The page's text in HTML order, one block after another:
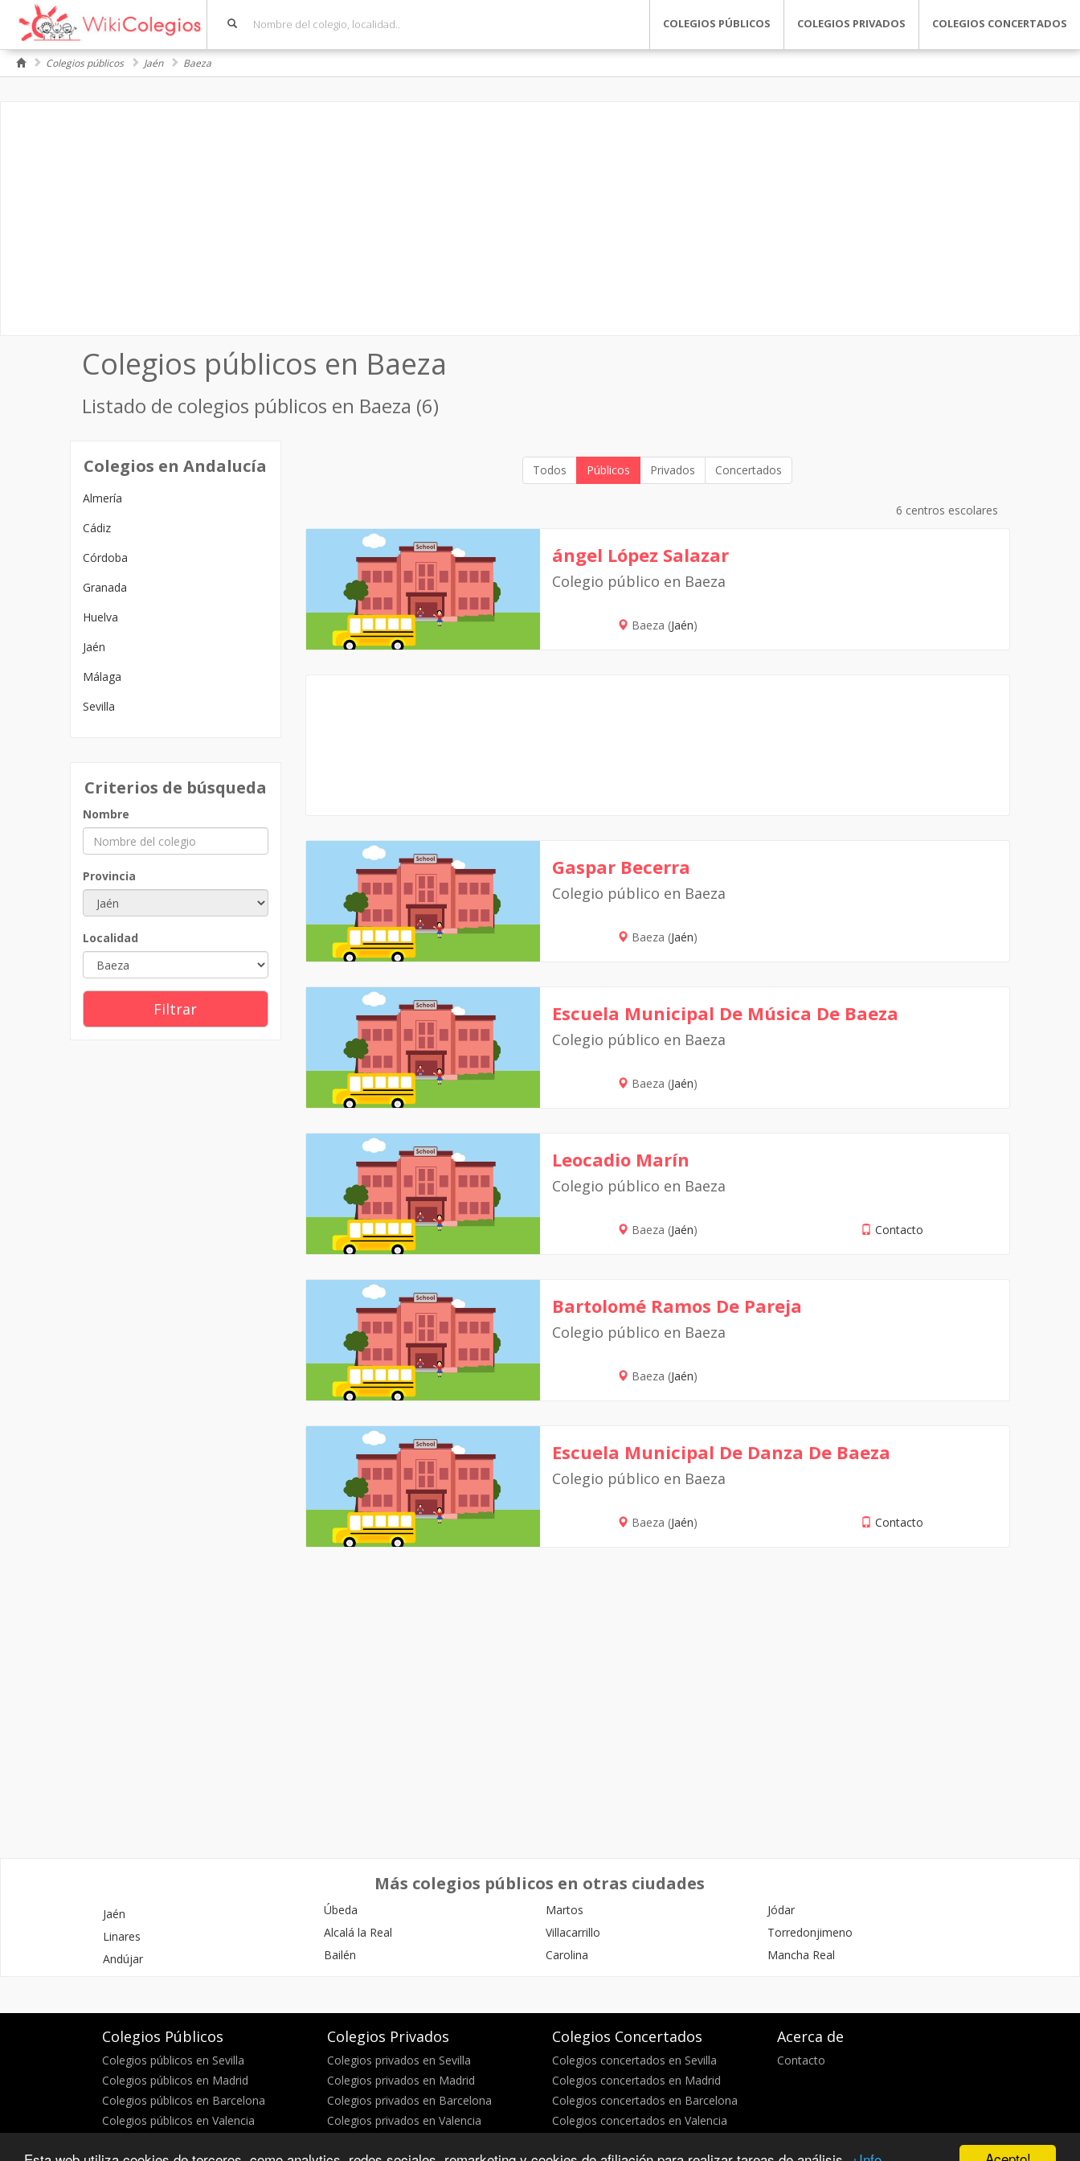
COLEGIOS PÚBLICOS COLEGIOS PRIVADOS COLEGIOS CONCERTADOS
Colegios públicos Jaén Baeza
Colegios públicos en Baeza
Listado de colegios públicos en Baeza (6)
Colegios en Andalucía
Almería
Cádiz
Córdoba
Granada
Huelva
Jaén
Málaga
Sevilla
Criterios de búsqueda
Nombre
Provincia
Localidad
Filtrar
Todos Públicos Privados Concertados
6 centros escolares
ángel López Salazar
Colegio público en Baeza
Baeza (Jaén)
Gaspar Becerra
Colegio público en Baeza
Baeza (Jaén)
Escuela Municipal De Música De Baeza
Colegio público en Baeza
Baeza (Jaén)
Leocadio Marín
Colegio público en Baeza
Baeza (Jaén) Contacto
Bartolomé Ramos De Pareja
Colegio público en Baeza
Baeza (Jaén)
Escuela Municipal De Danza De Baeza
Colegio público en Baeza
Baeza (Jaén) Contacto
Más colegios públicos en otras ciudades
Jaén
Linares
Andújar
Úbeda
Alcalá la Real
Bailén
Martos
Villacarrillo
Carolina
Jódar
Torredonjimeno
Mancha Real
Colegios Públicos
Colegios públicos en Sevilla
Colegios públicos en Madrid
Colegios públicos en Barcelona
Colegios públicos en Valencia
Colegios Privados
Colegios privados en Sevilla
Colegios privados en Madrid
Colegios privados en Barcelona
Colegios privados en Valencia
Colegios Concertados
Colegios concertados en Sevilla
Colegios concertados en Madrid
Colegios concertados en Barcelona
Colegios concertados en Valencia
Acerca de
Contacto